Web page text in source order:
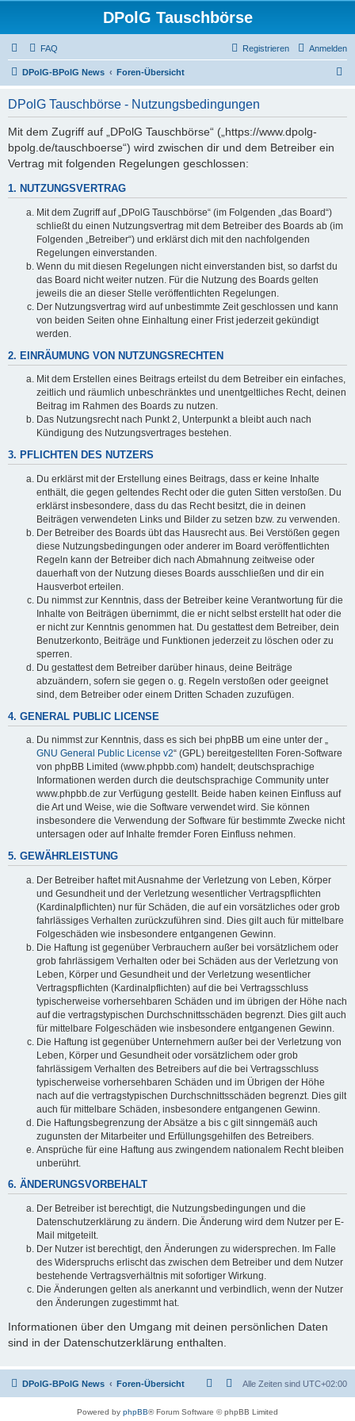
DPolG Tauschbörse
FAQ Anmelden
Registrieren
DPolG-BPolG News Foren-Übersicht
DPolG Tauschbörse - Nutzungsbedingungen
Mit dem Zugriff auf „DPolG Tauschbörse“ („https://www.dpolg-
bpolg.de/tauschboerse“) wird zwischen dir und dem Betreiber ein
Vertrag mit folgenden Regelungen geschlossen:
1. NUTZUNGSVERTRAG
Mit dem Zugriff auf „DPolG Tauschbörse“ (im Folgenden „das Board“)
schließt du einen Nutzungsvertrag mit dem Betreiber des Boards ab (im
Folgenden „Betreiber“) und erklärst dich mit den nachfolgenden
Regelungen einverstanden.
Wenn du mit diesen Regelungen nicht einverstanden bist, so darfst du
das Board nicht weiter nutzen. Für die Nutzung des Boards gelten
jeweils die an dieser Stelle veröffentlichten Regelungen.
Der Nutzungsvertrag wird auf unbestimmte Zeit geschlossen und kann
von beiden Seiten ohne Einhaltung einer Frist jederzeit gekündigt
werden.
2. EINRÄUMUNG VON NUTZUNGSRECHTEN
Mit dem Erstellen eines Beitrags erteilst du dem Betreiber ein einfaches,
zeitlich und räumlich unbeschränktes und unentgeltliches Recht, deinen
Beitrag im Rahmen des Boards zu nutzen.
Das Nutzungsrecht nach Punkt 2, Unterpunkt a bleibt auch nach
Kündigung des Nutzungsvertrages bestehen.
3. PFLICHTEN DES NUTZERS
Du erklärst mit der Erstellung eines Beitrags, dass er keine Inhalte
enthält, die gegen geltendes Recht oder die guten Sitten verstoßen. Du
erklärst insbesondere, dass du das Recht besitzt, die in deinen
Beiträgen verwendeten Links und Bilder zu setzen bzw. zu verwenden.
Der Betreiber des Boards übt das Hausrecht aus. Bei Verstößen gegen
diese Nutzungsbedingungen oder anderer im Board veröffentlichten
Regeln kann der Betreiber dich nach Abmahnung zeitweise oder
dauerhaft von der Nutzung dieses Boards ausschließen und dir ein
Hausverbot erteilen.
Du nimmst zur Kenntnis, dass der Betreiber keine Verantwortung für die
Inhalte von Beiträgen übernimmt, die er nicht selbst erstellt hat oder die
er nicht zur Kenntnis genommen hat. Du gestattest dem Betreiber, dein
Benutzerkonto, Beiträge und Funktionen jederzeit zu löschen oder zu
sperren.
Du gestattest dem Betreiber darüber hinaus, deine Beiträge
abzuändern, sofern sie gegen o. g. Regeln verstoßen oder geeignet
sind, dem Betreiber oder einem Dritten Schaden zuzufügen.
4. GENERAL PUBLIC LICENSE
Du nimmst zur Kenntnis, dass es sich bei phpBB um eine unter der „
GNU General Public License v2“ (GPL) bereitgestellten Foren-Software
von phpBB Limited (www.phpbb.com) handelt; deutschsprachige
Informationen werden durch die deutschsprachige Community unter
www.phpbb.de zur Verfügung gestellt. Beide haben keinen Einfluss auf
die Art und Weise, wie die Software verwendet wird. Sie können
insbesondere die Verwendung der Software für bestimmte Zwecke nicht
untersagen oder auf Inhalte fremder Foren Einfluss nehmen.
5. GEWÄHRLEISTUNG
Der Betreiber haftet mit Ausnahme der Verletzung von Leben, Körper
und Gesundheit und der Verletzung wesentlicher Vertragspflichten
(Kardinalpflichten) nur für Schäden, die auf ein vorsätzliches oder grob
fahrlässiges Verhalten zurückzuführen sind. Dies gilt auch für mittelbare
Folgeschäden wie insbesondere entgangenen Gewinn.
Die Haftung ist gegenüber Verbrauchern außer bei vorsätzlichem oder
grob fahrlässigem Verhalten oder bei Schäden aus der Verletzung von
Leben, Körper und Gesundheit und der Verletzung wesentlicher
Vertragspflichten (Kardinalpflichten) auf die bei Vertragsschluss
typischerweise vorhersehbaren Schäden und im übrigen der Höhe nach
auf die vertragstypischen Durchschnittsschäden begrenzt. Dies gilt auch
für mittelbare Folgeschäden wie insbesondere entgangenen Gewinn.
Die Haftung ist gegenüber Unternehmern außer bei der Verletzung von
Leben, Körper und Gesundheit oder vorsätzlichem oder grob
fahrlässigem Verhalten des Betreibers auf die bei Vertragsschluss
typischerweise vorhersehbaren Schäden und im Übrigen der Höhe
nach auf die vertragstypischen Durchschnittsschäden begrenzt. Dies gilt
auch für mittelbare Schäden, insbesondere entgangenen Gewinn.
Die Haftungsbegrenzung der Absätze a bis c gilt sinngemäß auch
zugunsten der Mitarbeiter und Erfüllungsgehilfen des Betreibers.
Ansprüche für eine Haftung aus zwingendem nationalem Recht bleiben
unberührt.
6. ÄNDERUNGSVORBEHALT
Der Betreiber ist berechtigt, die Nutzungsbedingungen und die
Datenschutzerklärung zu ändern. Die Änderung wird dem Nutzer per E-
Mail mitgeteilt.
Der Nutzer ist berechtigt, den Änderungen zu widersprechen. Im Falle
des Widerspruchs erlischt das zwischen dem Betreiber und dem Nutzer
bestehende Vertragsverhältnis mit sofortiger Wirkung.
Die Änderungen gelten als anerkannt und verbindlich, wenn der Nutzer
den Änderungen zugestimmt hat.
Informationen über den Umgang mit deinen persönlichen Daten
sind in der Datenschutzerklärung enthalten.
DPolG-BPolG News Foren-Übersicht Alle Zeiten sind UTC+02:00
Powered by phpBB® Forum Software © phpBB Limited